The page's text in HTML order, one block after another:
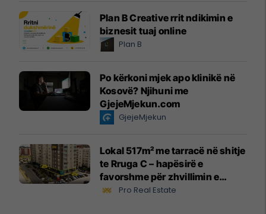
Plan B Creative rrit ndikimin e
biznesit tuaj online
Plan B
Po kërkoni mjek apo klinikë në
Kosovë? Njihuni me
GjejeMjekun.com
GjejeMjekun
Lokal 517m² me tarracë në shitje
te Rruga C – hapësirë e
favorshme për zhvillimin e
biznesit #15796
Pro Real Estate